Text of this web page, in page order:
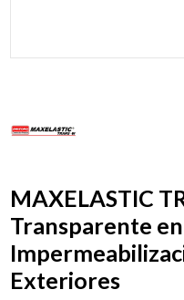
MAXELASTIC
Transparente
Exteriores